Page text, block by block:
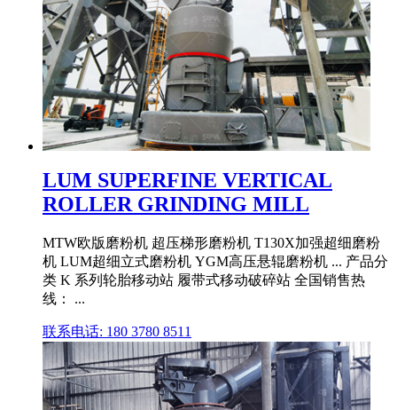
LUM SUPERFINE VERTICAL
ROLLER GRINDING MILL
MTW欧版磨粉机 超压梯形磨粉机 T130X加强超细磨粉
机 LUM超细立式磨粉机 YGM高压悬辊磨粉机 ... 产品分
类 K 系列轮胎移动站 履带式移动破碎站 全国销售热
线： ...
联系电话: 180 3780 8511